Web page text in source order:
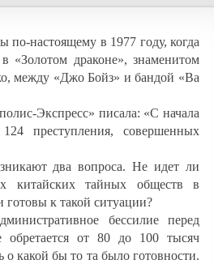
по-настоящему в 1977 году, когда
«Золотом драконе», знаменитом
между «Джо Бойз» и бандой «Ва
Экспресс» писала: «С начала
преступления, совершенных
два вопроса. Не идет ли
китайских тайных обществ в
готовы к такой ситуации?
бессилие перед
от 80 до 100 тысяч
о какой бы то та было готовности.